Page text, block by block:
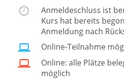
Anmeldeschluss ist
Kurs hat bereits
Anmeldung nach
Online-Teilnahme
Online: alle Plätze
möglich